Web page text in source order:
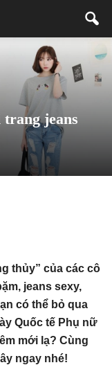
trang jeans
thủy” của các cô
jeans sexy,
có thể bỏ qua
Quốc tế Phụ nữ
mới lạ? Cùng
ngay nhé!